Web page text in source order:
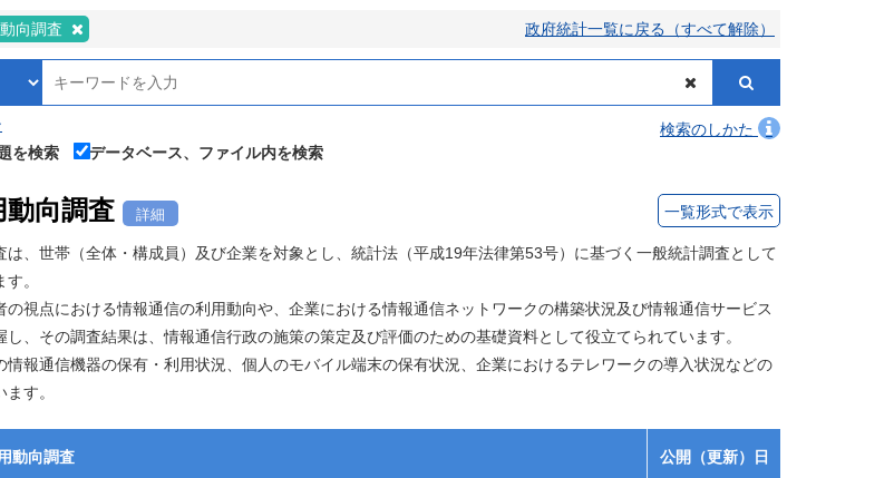
向調査 政府統計一覧に戻る（すべて解除）
検索のしかた
を検索
データベース、ファイル内を検索
動向調査 詳細 一覧形式で表示
は、世帯（全体・構成員）及び企業を対象とし、統計法（平成19年法律第53号）に基づく一般統計調査として
。
の視点における情報通信の利用動向や、企業における情報通信ネットワークの構築状況及び情報通信サービス
し、その調査結果は、情報通信行政の施策の策定及び評価のための基礎資料として役立てられています。
情報通信機器の保有・利用状況、個人のモバイル端末の保有状況、企業におけるテレワークの導入状況などの
す。
動向調査 公開（更新）日